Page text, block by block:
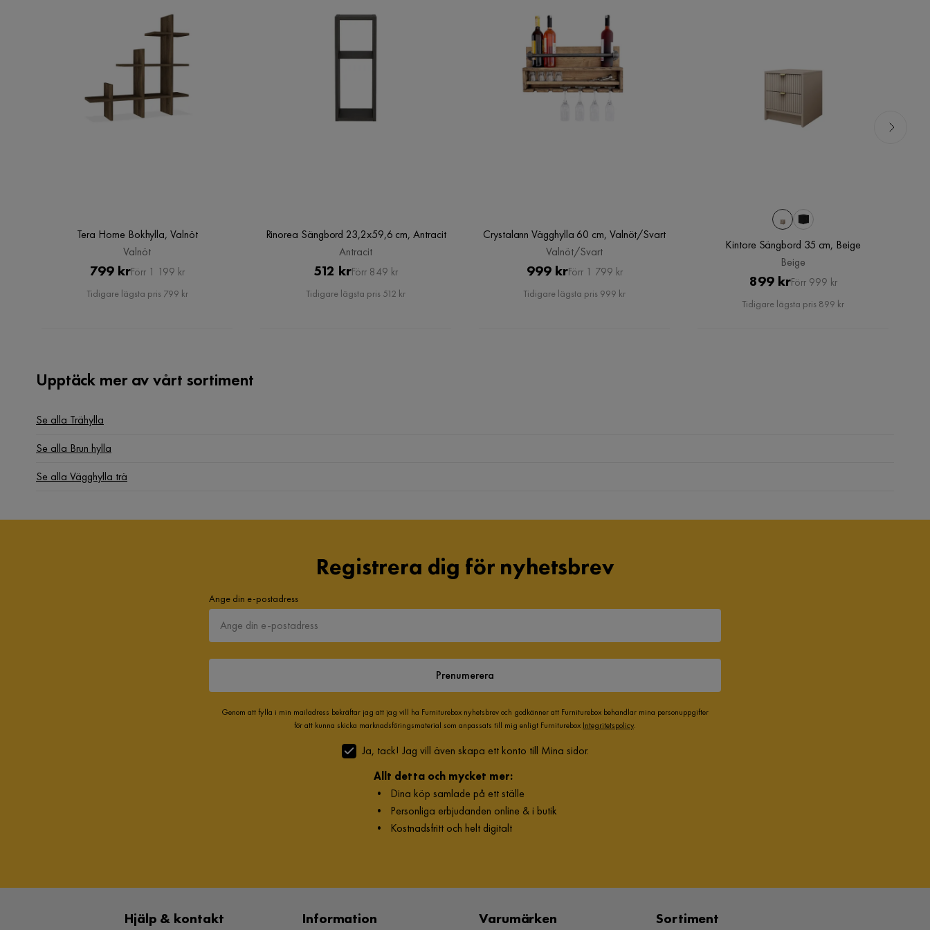
Tera Home Bokhylla, Valnöt
Valnöt
Pris
799 kr Original
Pris
Förr 1 199 kr
Tidigare lägsta pris 799 kr
Rinorea Sängbord 23,2x59,6 cm, Antracit
Antracit
Pris
512 krOriginal
Pris
Förr 849 kr
Tidigare lägsta pris 512 kr
Crystalann Vägghylla 60 cm, Valnöt/Svart
Valnöt/Svart
Pris
999 kr Original
Pris
Förr 1 799 kr
Tidigare lägsta pris 999 kr
Kintore Sängbord 35 cm, Beige
Beige
Pris
899 krOriginal
Pris
Förr 999 kr
Tidigare lägsta pris 899 kr
Upptäck mer av vårt sortiment
Se alla Trähylla
Se alla Brun hylla
Se alla Vägghylla trä
Registrera dig för nyhetsbrev
Ange din e-postadress
Prenumerera
Genom att fylla i min mailadress bekräftar jag att jag vill ha Furniturebox nyhetsbrev och godkänner att Furniturebox behandlar mina personuppgifter
för att kunna skicka marknadsföringsmaterial som anpassats till mig enligt Furniturebox Integritetspolicy.
Ja, tack! Jag vill även skapa ett konto till Mina sidor.
Allt detta och mycket mer:
• Dina köp samlade på ett ställe
• Personliga erbjudanden online & i butik
• Kostnadsfritt och helt digitalt
Hjälp & kontakt Information Varumärken Sortiment